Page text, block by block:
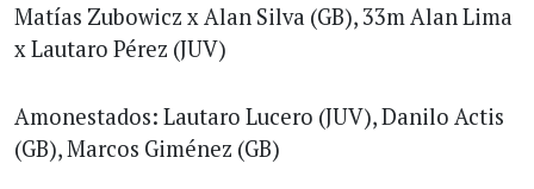
Matías Zubowicz x Alan Silva (GB), 33m Alan Lima
x Lautaro Pérez (JUV)
Amonestados: Lautaro Lucero (JUV), Danilo Actis
(GB), Marcos Giménez (GB)